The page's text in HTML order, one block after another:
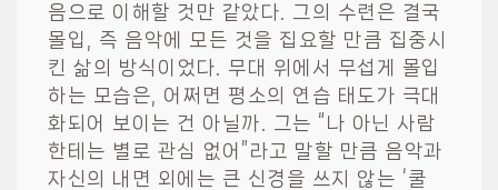
음으로 이해할 것만 같았다. 그의 수련은 결국
몰입, 즉 음악에 모든 것을 집요할 만큼 집중시
킨 삶의 방식이었다. 무대 위에서 무섭게 몰입
하는 모습은, 어쩌면 평소의 연습 태도가 극대
화되어 보이는 건 아닐까. 그는 “나 아닌 사람
한테는 별로 관심 없어”라고 말할 만큼 음악과
자신의 내면 외에는 큰 신경을 쓰지 않는 ‘쿨